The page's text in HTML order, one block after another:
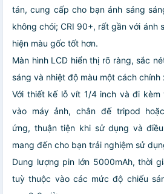
tán, cung cấp cho bạn ánh sáng
không chói; CRI 90+, rất gần với ánh
hiện màu gốc tốt hơn.
Màn hình LCD hiển thị rõ ràng, sắc
sáng và nhiệt độ màu một cách chính
Với thiết kế lỗ vít 1/4 inch và đi
vào máy ảnh, chân đế tripod
ứng, thuận tiện khi sử dụng và
mang đến cho bạn trải nghiệm sử
Dung lượng pin lớn 5000mAh, thời
tuỳ thuộc vào các mức độ chiếu